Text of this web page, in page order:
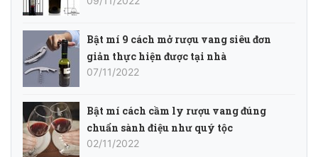
Bật mí 9 cách mở rượu vang siêu đơn
giản thực hiện được tại nhà
07/11/2022
Bật mí cách cầm ly rượu vang đúng
chuẩn sành điệu như quý tộc
02/11/2022